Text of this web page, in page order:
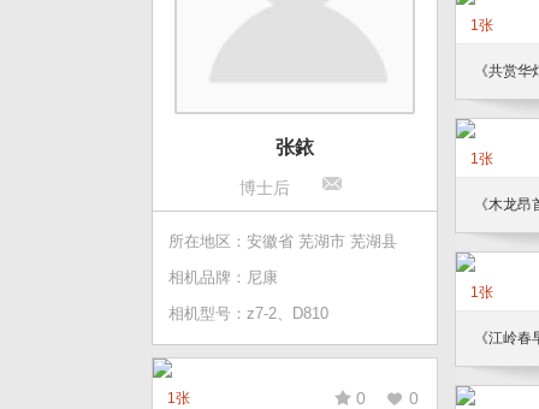
张銥
博士后
所在地区：安徽省 芜湖市 芜湖县
相机品牌：尼康
相机型号：z7-2、D810
1张
《共赏
1张
《木龙昂
1张
《江岭春
1张 0 0